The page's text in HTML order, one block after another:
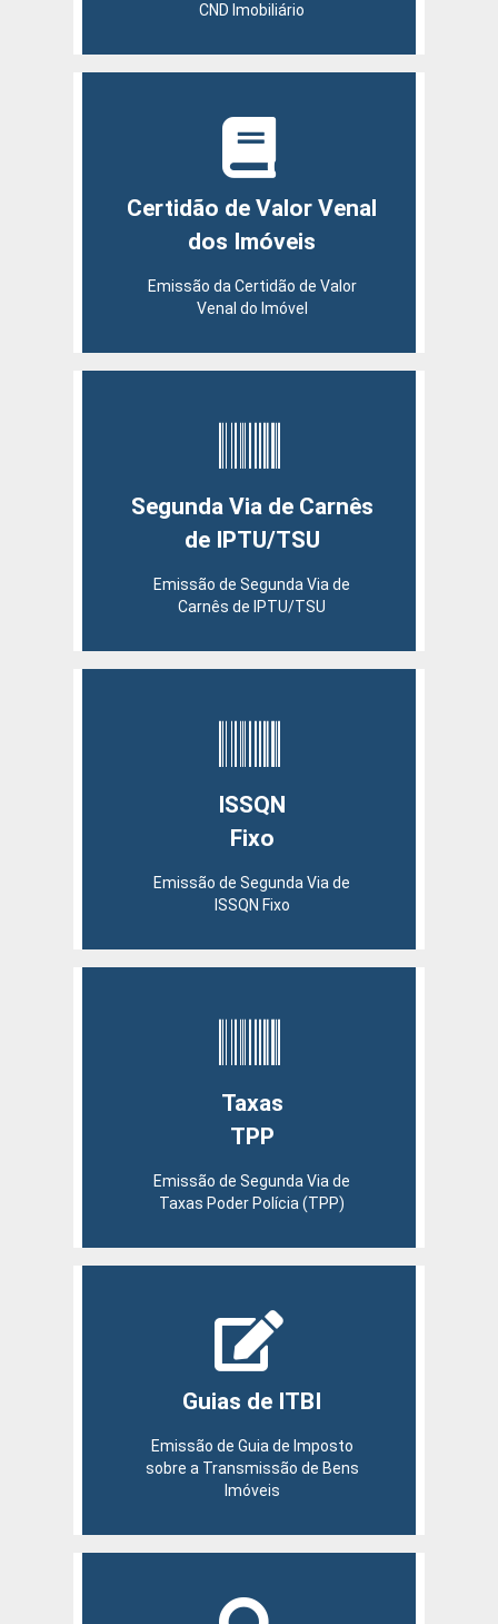
CND Imobiliário
Certidão de Valor Venal
dos Imóveis
Emissão da Certidão de Valor
Venal do Imóvel
Segunda Via de Carnês
de IPTU/TSU
Emissão de Segunda Via de
Carnês de IPTU/TSU
ISSQN
Fixo
Emissão de Segunda Via de
ISSQN Fixo
Taxas
TPP
Emissão de Segunda Via de
Taxas Poder Polícia (TPP)
Guias de ITBI
Emissão de Guia de Imposto
sobre a Transmissão de Bens
Imóveis